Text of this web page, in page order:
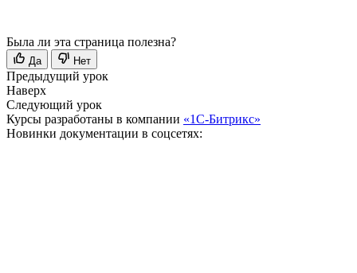
Была ли эта страница полезна?
Да Нет
Предыдущий урок
Наверх
Следующий урок
Курсы разработаны в компании «1С-Битрикс»
Новинки документации в соцсетях: